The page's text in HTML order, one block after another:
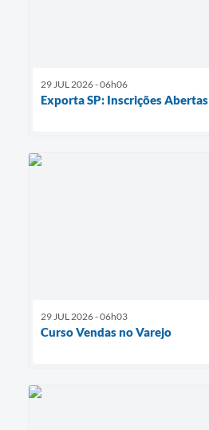
29 JUL 2026 - 06h06
Exporta SP: Inscrições Abertas
29 JUL 2026 - 06h03
Curso Vendas no Varejo